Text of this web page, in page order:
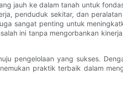
jauh ke dalam tanah untuk
penduduk sekitar, dan
sangat penting untuk
ini tanpa mengorbankan
pengelolaan yang sukses.
praktik terbaik dalam